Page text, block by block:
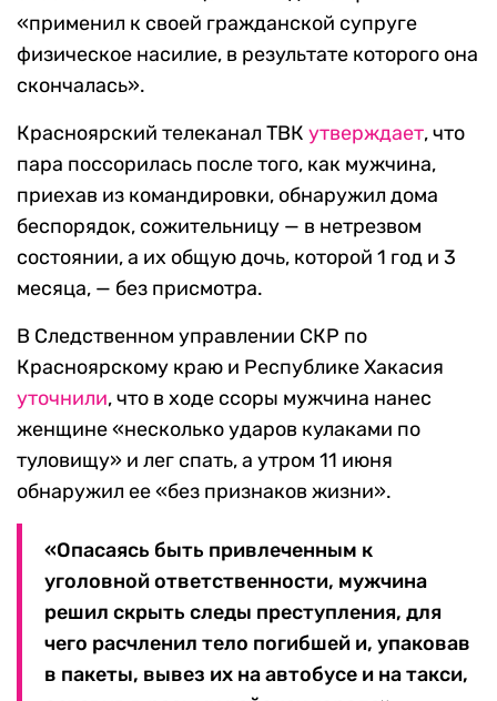
«применил к своей гражданской супруге
физическое насилие, в результате которого она
скончалась».
Красноярский телеканал ТВК утверждает, что
пара поссорилась после того, как мужчина,
приехав из командировки, обнаружил дома
беспорядок, сожительницу — в нетрезвом
состоянии, а их общую дочь, которой 1 год и 3
месяца, — без присмотра.
В Следственном управлении СКР по
Красноярскому краю и Республике Хакасия
уточнили, что в ходе ссоры мужчина нанес
женщине «несколько ударов кулаками по
туловищу» и лег спать, а утром 11 июня
обнаружил ее «без признаков жизни».
«Опасаясь быть привлеченным к
уголовной ответственности, мужчина
решил скрыть следы преступления, для
чего расчленил тело погибшей и, упаковав
в пакеты, вывез их на автобусе и на такси,